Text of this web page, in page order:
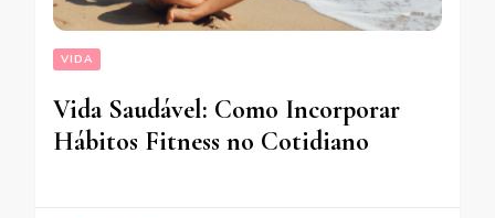
VIDA
Vida Saudável: Como Incorporar
Hábitos Fitness no Cotidiano